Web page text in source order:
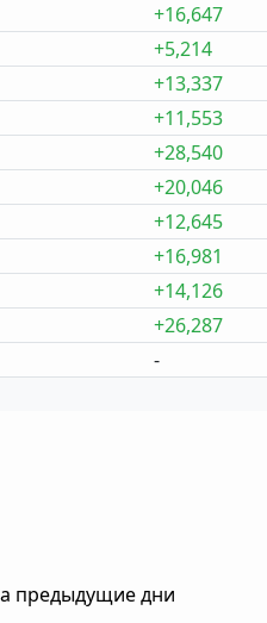
+16,647
+5,214
+13,337
+11,553
+28,540
+20,046
+12,645
+16,981
+14,126
+26,287
-
предыдущие дни